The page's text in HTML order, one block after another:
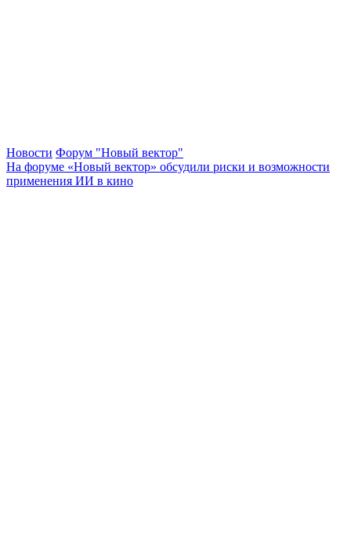
Новости Форум "Новый вектор"
На форуме «Новый вектор» обсудили риски и возможности
применения ИИ в кино